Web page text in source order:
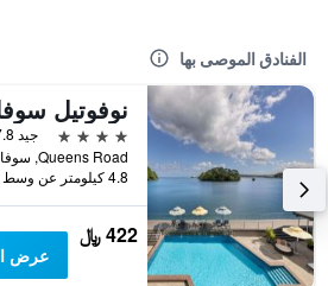
الفنادق الموصى بها
4 نجوم
جيد 7.8
Queens Road, سوفا, فيجي
4.8 كيلومتر عن وسط المدينة
422 ﷼
عرض